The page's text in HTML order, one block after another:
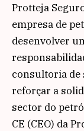
Protteja
empresa de
desenvolver
consultoria de
reforçar a
sector do
CE (CEO) da